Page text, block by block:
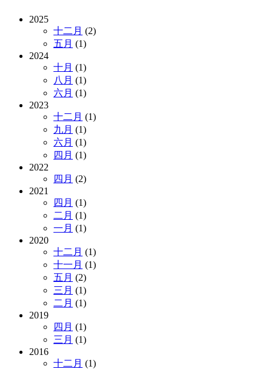
2025
十二月 (2)
五月 (1)
2024
十月 (1)
八月 (1)
六月 (1)
2023
十二月 (1)
九月 (1)
六月 (1)
四月 (1)
2022
四月 (2)
2021
四月 (1)
二月 (1)
一月 (1)
2020
十二月 (1)
十一月 (1)
五月 (2)
三月 (1)
二月 (1)
2019
四月 (1)
三月 (1)
2016
十二月 (1)